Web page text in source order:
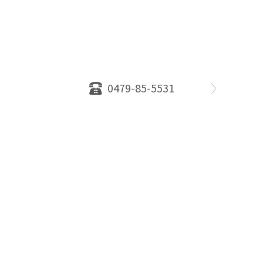
0479-85-5531